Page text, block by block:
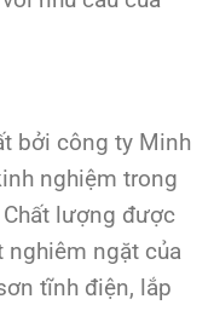
bởi công ty Minh
nghiệm trong
lượng được
nghiêm ngặt của
tĩnh điện, lắp